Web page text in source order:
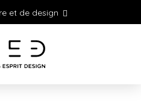
et de design